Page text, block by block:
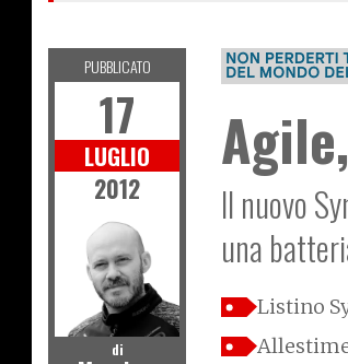
Il nuovo
una
Listino
PUBBLICATO
17
LUGLIO
2012
di